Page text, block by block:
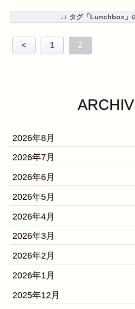
↓↓ タグ「Lunchbox」
< 1 2
2026年8月
2026年7月
2026年6月
2026年5月
2026年4月
2026年3月
2026年2月
2026年1月
2025年12月